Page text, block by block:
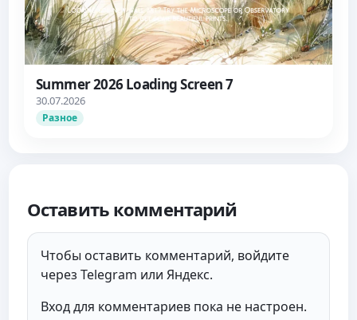
Summer 2026 Loading Screen 7
30.07.2026
Разное
Оставить комментарий
Чтобы оставить комментарий, войдите
через Telegram или Яндекс.
Вход для комментариев пока не настроен.